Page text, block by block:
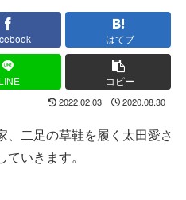
はてブ
LINE コピー
2022.02.03 2020.08.30
、二足の草鞋を履く太田愛さ
いきます。